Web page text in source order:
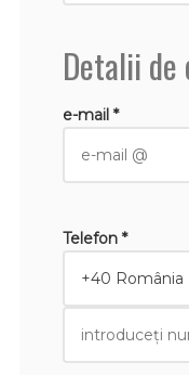
Detalii
e-mail *
Telefon *